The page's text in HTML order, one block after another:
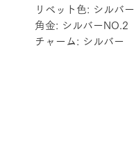
リベット色: シルバー
角金: シルバーNO.2
チャーム: シルバー